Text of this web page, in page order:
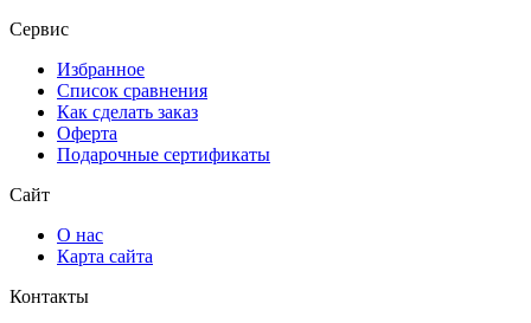
Сервис
Избранное
Список сравнения
Как сделать заказ
Оферта
Подарочные сертификаты
Сайт
О нас
Карта сайта
Контакты